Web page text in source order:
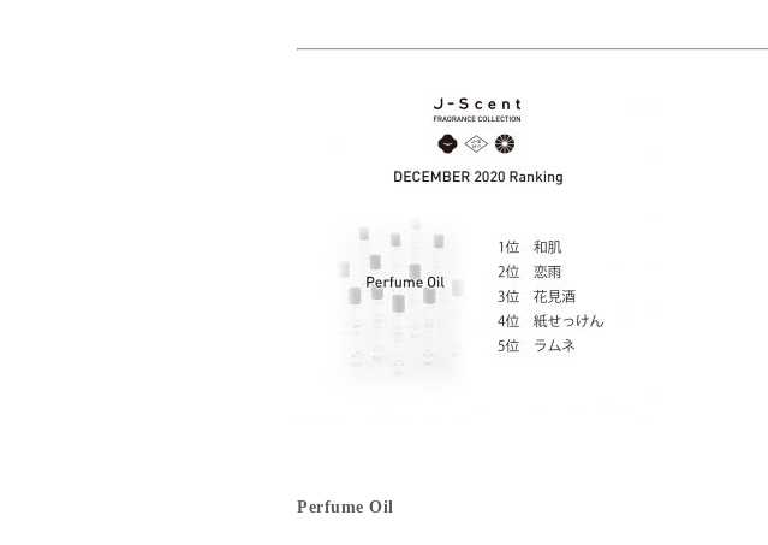
Perfume Oil